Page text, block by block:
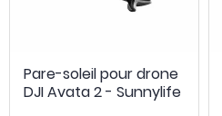
Pare-soleil pour drone
DJI Avata 2 - Sunnylife